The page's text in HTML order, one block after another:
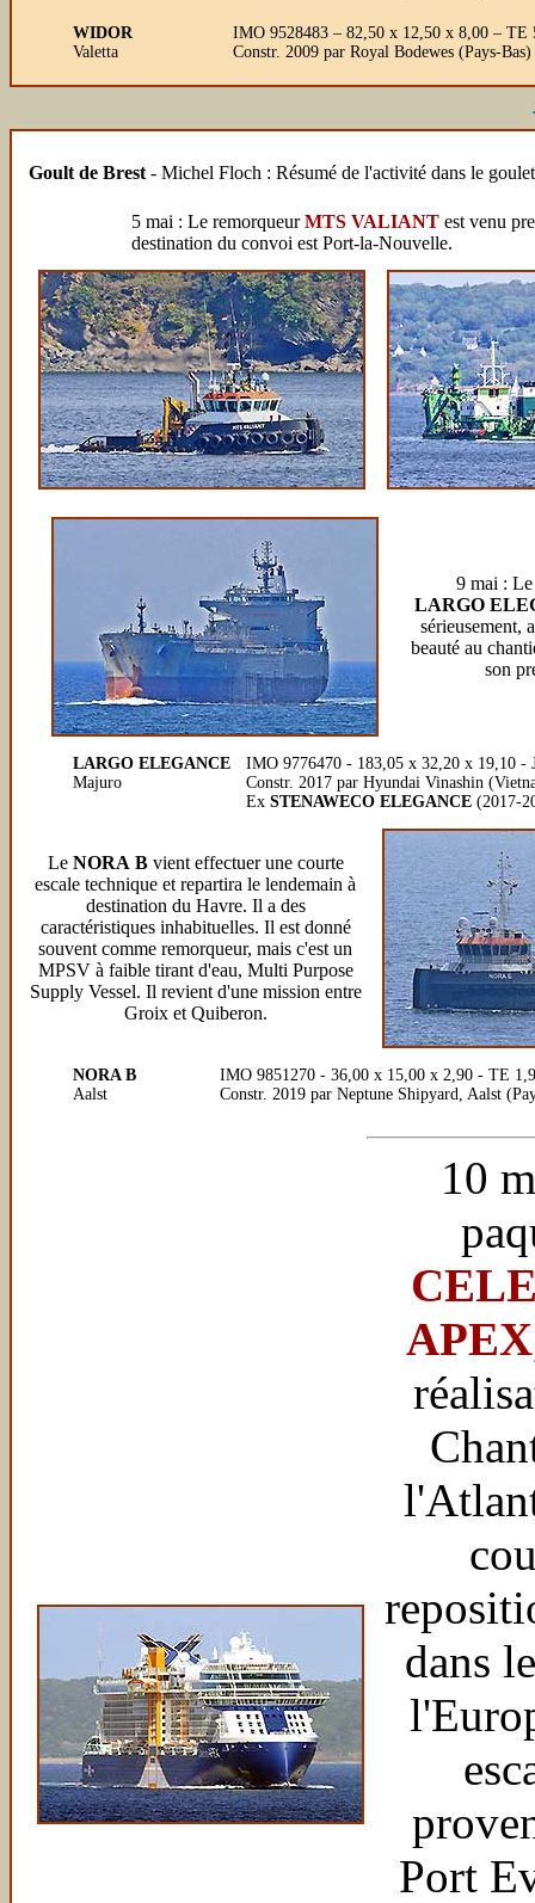
WIDOR
Valetta
IMO 9528483 – 82,50 x 12,50 x 8,00 –
Constr. 2009 par Royal Bodewes (Pays-
Goult de Brest - Michel Floch : Résumé de l'activité dans le
5 mai : Le remorqueurMTS VALIANT est venu
destination du convoi est Port-la-Nouvelle.
9 mai :
LARGO
sérieusement,
beauté au
son
LARGO ELEGANCE
Majuro
IMO 9776470 - 183,05 x 32,20 x 19,10
Constr. 2017 par Hyundai Vinashin
Ex STENAWECO ELEGANCE (2017-
Le NORA Bvient effectuer une courte
escale technique et repartira le lendemain à
destination du Havre. Il a des
caractéristiques inhabituelles. Il est donné
souvent comme remorqueur, mais c'est un
MPSV à faible tirant d'eau, Multi Purpose
Supply Vessel. Il revient d'une mission entre
Groix et Quiberon.
NORA B
Aalst
IMO 9851270 - 36,00 x 15,00 x 2,90 - TE
Constr. 2019 par Neptune Shipyard, Aalst
10
APEX
dans
Port